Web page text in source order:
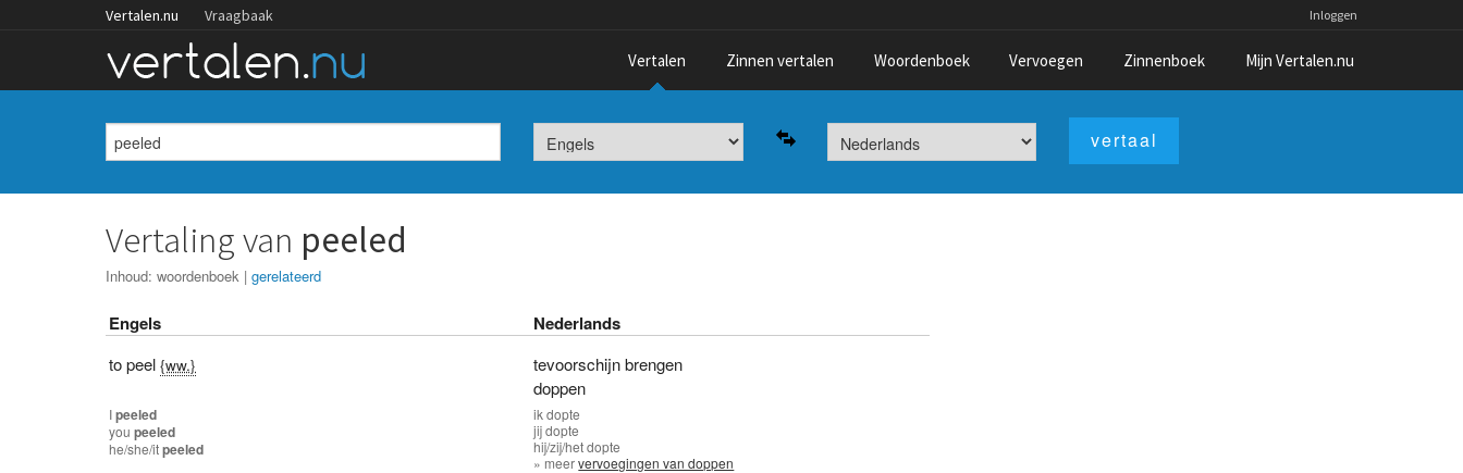
Vertalen.nu Vraagbaak Inloggen
Vertalen Zinnen vertalen Woordenboek Vervoegen Zinnenboek Mijn Vertalen.nu
Vertaling van peeled
Inhoud:woordenboek |gerelateerd
Engels Nederlands
to peel {ww.}
tevoorschijn brengen
doppen
Ipeeled
youpeeled
he/she/itpeeled
ikdopte
jijdopte
hij/zij/hetdopte
» meervervoegingen van doppen